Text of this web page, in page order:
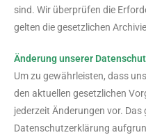
sind. Wir überprüfen die
gelten die gesetzlichen
Änderung unserer
Um zu gewährleisten, dass
den aktuellen gesetzlichen
jederzeit Änderungen vor.
Datenschutzerklärung